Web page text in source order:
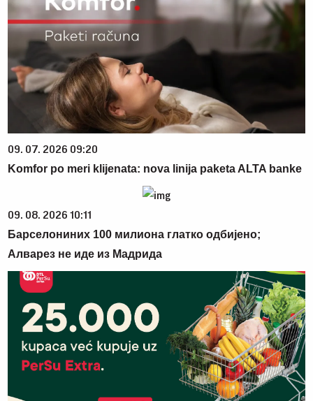
09. 07. 2026 09:20
Komfor po meri klijenata: nova linija paketa ALTA banke
09. 08. 2026 10:11
Барселониних 100 милиона глатко одбијено;
Алварез не иде из Мадрида